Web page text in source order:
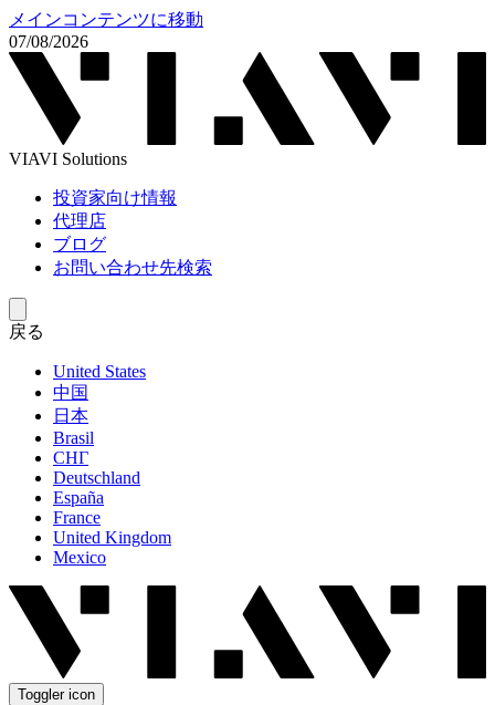
メインコンテンツに移動
07/08/2026
VIAVI Solutions
投資家向け情報
代理店
ブログ
お問い合わせ先検索
戻る
United States
中国
日本
Brasil
СНГ
Deutschland
España
France
United Kingdom
Mexico
Toggler icon